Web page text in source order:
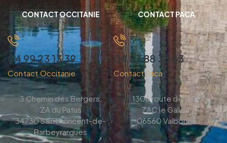
CONTACT OCCITANIE
04 99 23 13 39
Contact Occitanie
3 Chemin des Bergers,
ZA du Patus
34730 Saint-Vincent-de-
Barbeyrargues
CONTACT PACA
04 83 88 33 63
Contact Paca
1306 route de Biot,
ZAC le Galion,
06560 Valbonne